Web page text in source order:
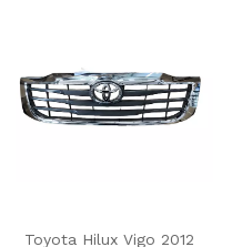
Toyota Hilux Vigo 2012